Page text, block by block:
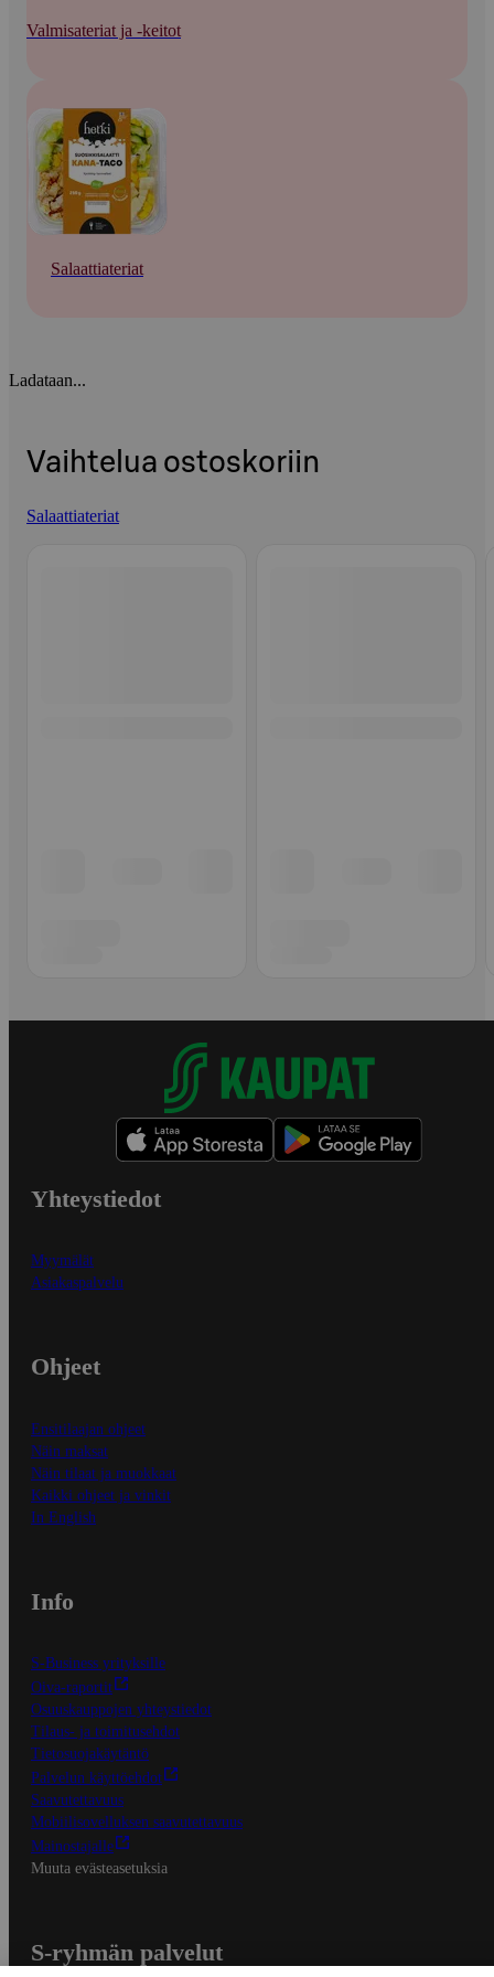
Valmisateriat ja -keitot
Salaattiateriat
Ladataan...
Vaihtelua ostoskoriin
Salaattiateriat
Yhteystiedot
Myymälät
Asiakaspalvelu
Ohjeet
Ensitilaajan ohjeet
Näin maksat
Näin tilaat ja muokkaat
Kaikki ohjeet ja vinkit
In English
Info
S-Business yrityksille
Oiva-raportit
Osuuskauppojen yhteystiedot
Tilaus- ja toimitusehdot
Tietosuojakäytäntö
Palvelun käyttöehdot
Saavutettavuus
Mobiilisovelluksen saavutettavuus
Mainostajalle
Muuta evästeasetuksia
S-ryhmän palvelut